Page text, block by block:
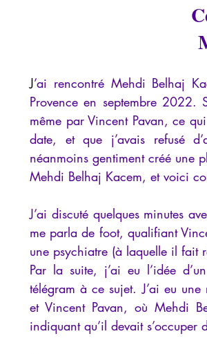
J’ai rencontré Mehdi Belhaj
Provence en septembre 2022.
même par Vincent Pavan, ce
date, et que j’avais refusé
néanmoins gentiment créé une
Mehdi Belhaj Kacem, et voici
J’ai discuté quelques minutes
me parla de foot, qualifiant
une psychiatre (à laquelle il fait
Par la suite, j’ai eu l’idée
télégram à ce sujet. J’ai eu
et Vincent Pavan, où Mehdi
indiquant qu’il devait s’occuper